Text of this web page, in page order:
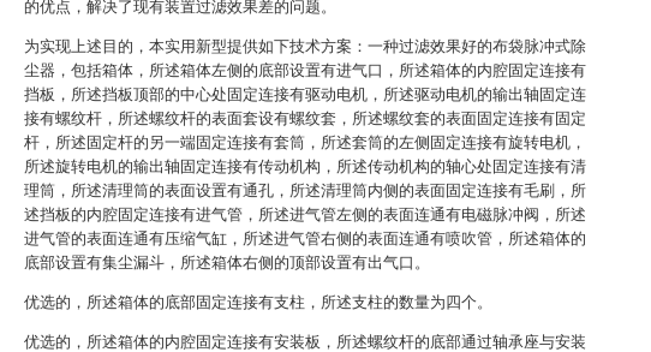
的优点，解决了现有装置过滤效果差的问题。
为实现上述目的，本实用新型提供如下技术方案：一种过滤效果好的布袋脉冲式除
尘器，包括箱体，所述箱体左侧的底部设置有进气口，所述箱体的内腔固定连接有
挡板，所述挡板顶部的中心处固定连接有驱动电机，所述驱动电机的输出轴固定连
接有螺纹杆，所述螺纹杆的表面套设有螺纹套，所述螺纹套的表面固定连接有固定
杆，所述固定杆的另一端固定连接有套筒，所述套筒的左侧固定连接有旋转电机，
所述旋转电机的输出轴固定连接有传动机构，所述传动机构的轴心处固定连接有清
理筒，所述清理筒的表面设置有通孔，所述清理筒内侧的表面固定连接有毛刷，所
述挡板的内腔固定连接有进气管，所述进气管左侧的表面连通有电磁脉冲阀，所述
进气管的表面连通有压缩气缸，所述进气管右侧的表面连通有喷吹管，所述箱体的
底部设置有集尘漏斗，所述箱体右侧的顶部设置有出气口。
优选的，所述箱体的底部固定连接有支柱，所述支柱的数量为四个。
优选的，所述箱体的内腔固定连接有安装板，所述螺纹杆的底部通过轴承座与安装